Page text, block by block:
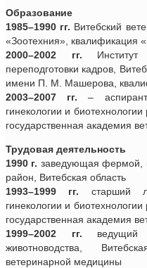
Образование
1985–1990 гг. Витебский
«Зоотехния», квалификация
2000–2002 гг. Институт
переподготовки кадров,
имени П. М. Машерова,
2003–2007 гг. –
гинекологии и
государственная академия
Трудовая деятельность
1990 г. заведующая фермой,
район, Витебская область
1993–1999 гг. старший
гинекологии и
государственная академия
1999–2002 гг. ведущий
животноводства,
ветеринарной медицины